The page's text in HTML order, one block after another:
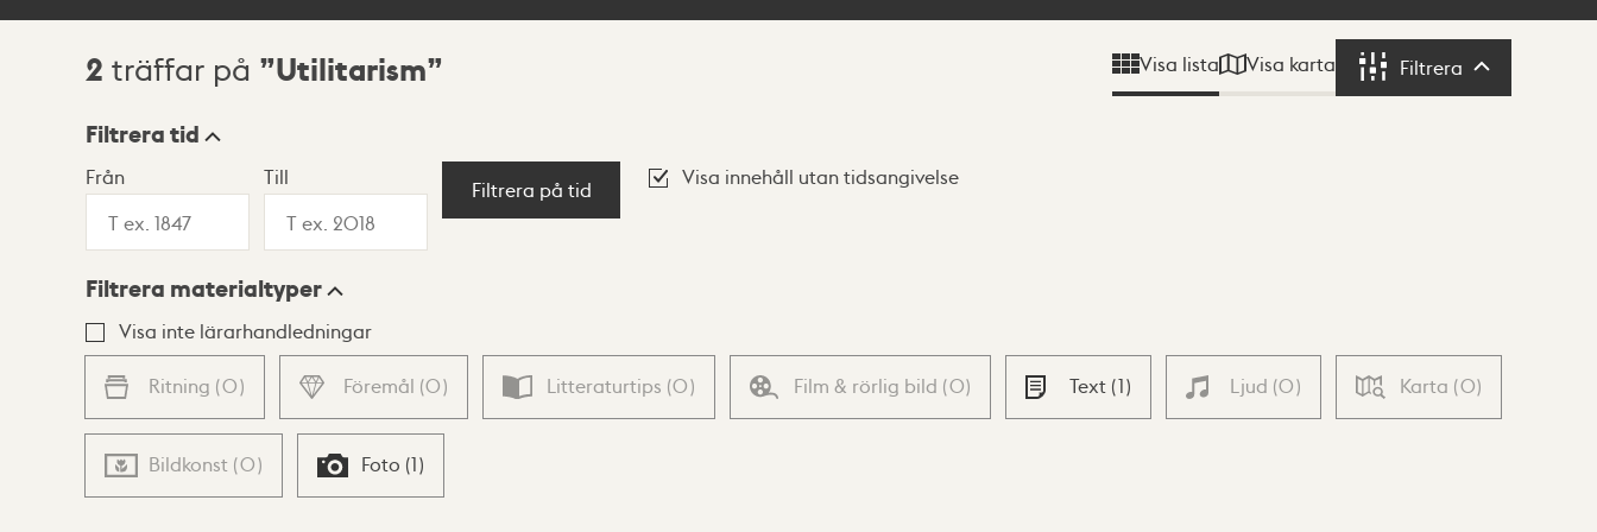
Sökresultat
2 träffar på Utilitarism Visa lista Visa karta Filtrera Filtrera
Visningsläge
Lista Karta
Filtrera tid
Från Till
Filtrera på tid
Visa innehåll utan tidsangivelse
Filtrera materialtyper
Visa inte lärarhandledningar
Ritning (0) Föremål (0) Litteraturtips (0) Film & rörlig bild (0) Text (1) Ljud (0) Karta (0)
Bildkonst (0) Foto (1)